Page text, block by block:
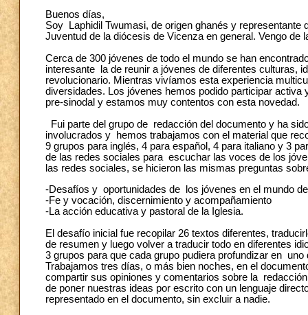
Buenos días,
Soy Laphidil Twumasi, de origen ghanés y representante
Juventud de la diócesis de Vicenza en general. Vengo
Cerca de 300 jóvenes de todo el mundo se han
interesante la de reunir a jóvenes de diferentes culturas,
revolucionario. Mientras vivíamos esta experiencia
diversidades. Los jóvenes hemos podido participar
pre-sinodal y estamos muy contentos con esta novedad.
Fui parte del grupo de redacción del documento y ha
involucrados y hemos trabajamos con el material que
9 grupos para inglés, 4 para español, 4 para italiano y 3
de las redes sociales para escuchar las voces de los
las redes sociales, se hicieron las mismas preguntas
-Desafíos y oportunidades de los jóvenes en el mundo
-Fe y vocación, discernimiento y acompañamiento
-La acción educativa y pastoral de la Iglesia.
El desafío inicial fue recopilar 26 textos diferentes,
de resumen y luego volver a traducir todo en diferentes
3 grupos para que cada grupo pudiera profundizar en
Trabajamos tres días, o más bien noches, en el
compartir sus opiniones y comentarios sobre la
de poner nuestras ideas por escrito con un lenguaje
representado en el documento, sin excluir a nadie.